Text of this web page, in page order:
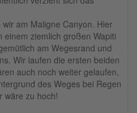
am Maligne Canyon. Hier
ziemlich großen Wapiti
am Wegesrand und
Wir laufen die ersten beiden
auch noch weiter gelaufen,
des Weges bei Regen
wäre zu hoch!